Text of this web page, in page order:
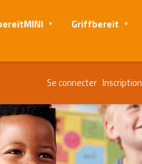
Griffbereit
Se connecter Inscription